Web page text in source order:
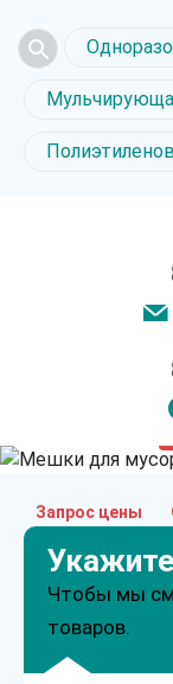
Запрос цены
Чтобы мы
товаров.